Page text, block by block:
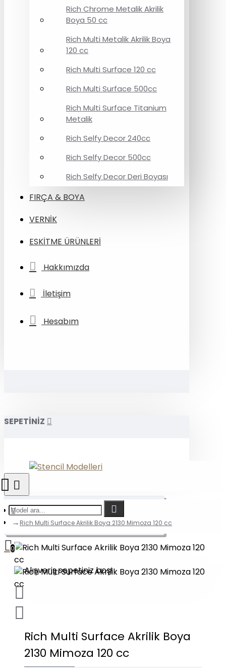
Rich Chrome Metalik Akrilik
Boya 50 cc
Rich Multi Metalik Akrilik Boya
120 cc
Rich Multi Surface 120 cc
Rich Multi Surface 500cc
Rich Multi Surface Titanium
Metalik
Rich Selfy Decor 240cc
Rich Selfy Decor 500cc
Rich Selfy Decor Deri Boyası
FIRÇA & BOYA
VERNİK
ESKİTME ÜRÜNLERİ
Hakkımızda
İletişim
Hesabım
SEPETİNİZ
0
Alışveriş sepetiniz boş!
Rich Multi Surface Akrilik Boya 2130 Mimoza 120 cc
Rich Multi Surface Akrilik Boya
2130 Mimoza 120 cc